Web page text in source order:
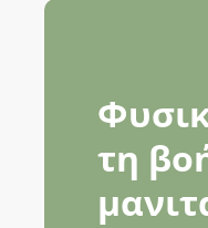
τη